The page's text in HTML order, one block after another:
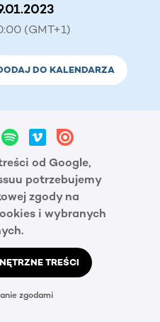
(GMT+1)
DO KALENDARZA
od Google,
potrzebujemy
zgody na
i wybranych
TREŚCI
zgodami